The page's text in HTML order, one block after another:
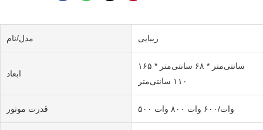
مدل/نام زیبایی
ابعاد
۱۶۵ سانتی‌متر * ۶۸ سانتی‌متر *
۱۱۰ سانتی‌متر
قدرت موتور ۵۰۰ وات/۶۰۰ وات ۸۰۰ وات